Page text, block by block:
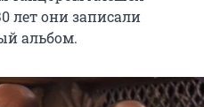
лет они записали
альбом.